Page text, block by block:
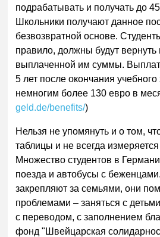
подрабатывать и получать до
Школьники получают данное
безвозвратной основе.
правило, должны будут вернуть
выплаченной им суммы.
5 лет после окончания
немногим более 130 евро в
geld.de/benefits/)
Нельзя не упомянуть и о том,
таблицы и не всегда
Множество студентов в
поезда и автобусы с
закрепляют за семьями, они
проблемами – заняться с
с переводом, с заполнением
фонд "Швейцарская